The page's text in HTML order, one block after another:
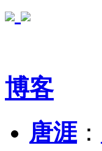
博客
唐涯：